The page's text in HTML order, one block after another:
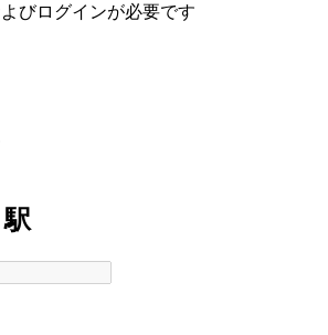
びログインが必要です